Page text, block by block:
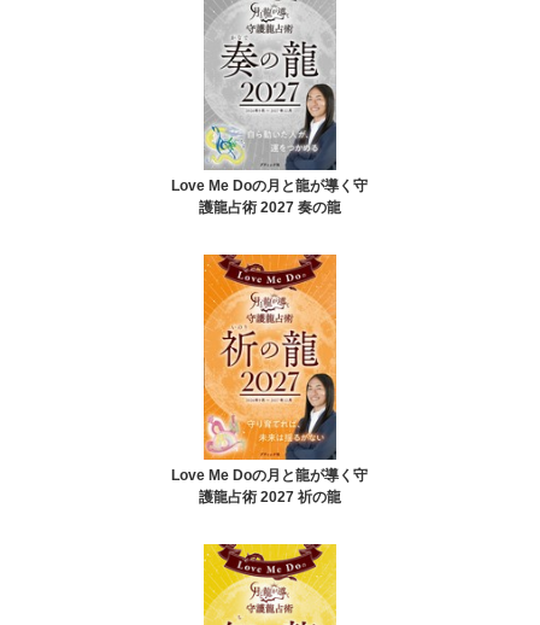
Love Me Doの月と龍が導く守
護龍占術 2027 奏の龍
Love Me Doの月と龍が導く守
護龍占術 2027 祈の龍